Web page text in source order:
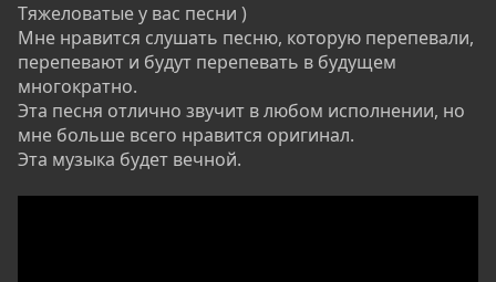
Тяжеловатые у вас песни )
Мне нравится слушать песню, которую перепевали,
перепевают и будут перепевать в будущем
многократно.
Эта песня отлично звучит в любом исполнении, но
мне больше всего нравится оригинал.
Эта музыка будет вечной.